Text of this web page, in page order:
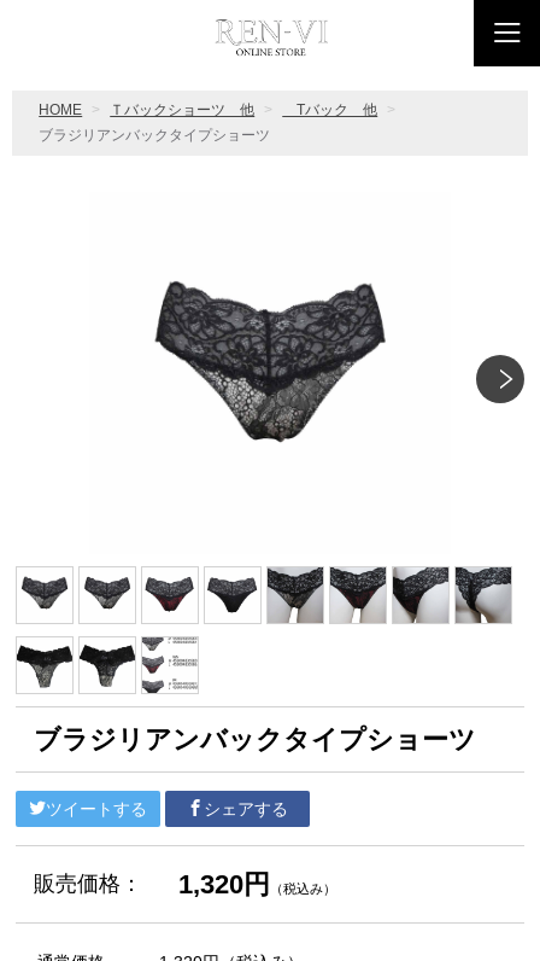
HOME Ｔバックショーツ 他
Tバック 他
ブラジリアンバックタイプショーツ
ブラジリアンバックタイプショーツ
ツイートする シェアする
販売価格： 1,320円 （税込み）